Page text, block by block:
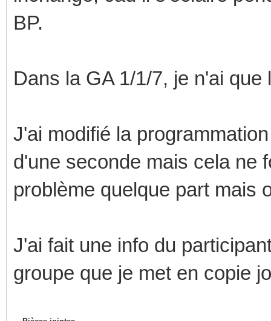
BP.
Dans la GA 1/1/7, je n'ai que
J'ai modifié la
d'une seconde mais cela ne
problème quelque part mais
J'ai fait une info du
groupe que je met en copie